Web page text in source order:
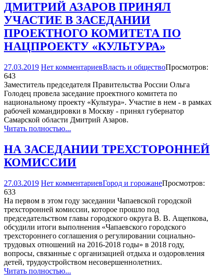
ДМИТРИЙ АЗАРОВ ПРИНЯЛ
УЧАСТИЕ В ЗАСЕДАНИИ
ПРОЕКТНОГО КОМИТЕТА ПО
НАЦПРОЕКТУ «КУЛЬТУРА»
27.03.2019 Нет комментариевВласть и обществоПросмотров:
643
Заместитель председателя Правительства России Ольга
Голодец провела заседание проектного комитета по
национальному проекту «Культура». Участие в нем - в рамках
рабочей командировки в Москву - принял губернатор
Самарской области Дмитрий Азаров.
Читать полностью...
НА ЗАСЕДАНИИ ТРЕХСТОРОННЕЙ
КОМИССИИ
27.03.2019 Нет комментариевГород и горожанеПросмотров:
633
На первом в этом году заседании Чапаевской городской
трехсторонней комиссии, которое прошло под
председательством главы городского округа В. В. Ащепкова,
обсудили итоги выполнения «Чапаевского городского
трехстороннего соглашения о регулировании социально-
трудовых отношений на 2016-2018 годы» в 2018 году,
вопросы, связанные с организацией отдыха и оздоровления
детей, трудоустройством несовершеннолетних.
Читать полностью...